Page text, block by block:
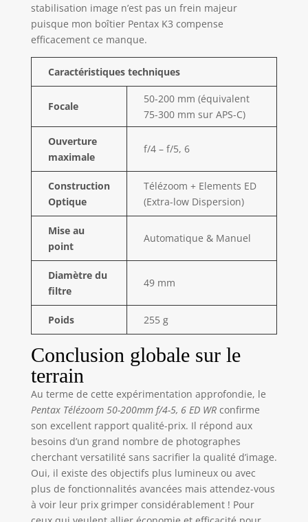
stabilisation image n’est pas un frein majeur
puisque mon boîtier Pentax K3 compense
efficacement ce manque.
Caractéristiques techniques
Focale
50-200 mm (équivalent
75-300 mm sur APS-C)
Ouverture
maximale
f/4 – f/5, 6
Construction
Optique
Télézoom + Elements ED
(Extra-low Dispersion)
Mise au
point
Automatique & Manuel
Diamètre du
filtre
49 mm
Poids 255 g
Conclusion globale sur le
terrain
Au terme de cette expérimentation approfondie, le
Pentax Télézoom 50-200mm f/4-5, 6 ED WRconfirme
son excellent rapport qualité-prix. Il répond aux
besoins d’un grand nombre de photographes
cherchant versatilité sans sacrifier la qualité d’image.
Oui, il existe des objectifs plus lumineux ou avec
plus de fonctionnalités avancées mais attendez-vous
à voir leur prix grimper considérablement ! Pour